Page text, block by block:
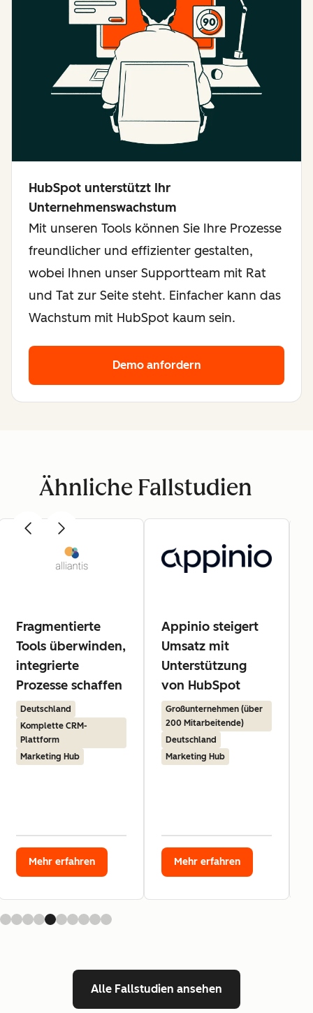
HubSpot unterstützt Ihr
Unternehmenswachstum
Mit unseren Tools können Sie Ihre Prozesse
freundlicher und effizienter gestalten,
wobei Ihnen unser Supportteam mit Rat
und Tat zur Seite steht. Einfacher kann das
Wachstum mit HubSpot kaum sein.
Demo anfordern
Ähnliche Fallstudien
Fragmentierte
Tools überwinden,
integrierte
Prozesse schaffen
Deutschland
Komplette CRM-
Plattform
Marketing Hub
Mehr erfahren
Appinio steigert
Umsatz mit
Unterstützung
von HubSpot
Großunternehmen (über
200 Mitarbeitende)
Deutschland
Marketing Hub
Mehr erfahren
Alle Fallstudien ansehen